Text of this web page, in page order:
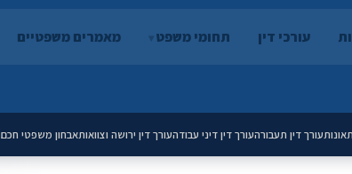
עורכי דין תחומי משפט מאמרים משפטיים
עורך דין תעבורהעורך דין דיני עבודהעורך דין ירושה וצוואותאבחון משפטי חכם